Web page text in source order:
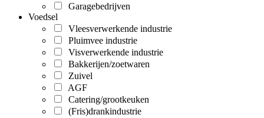
Garagebedrijven
Voedsel
Vleesverwerkende industrie
Pluimvee industrie
Visverwerkende industrie
Bakkerijen/zoetwaren
Zuivel
AGF
Catering/grootkeuken
(Fris)drankindustrie